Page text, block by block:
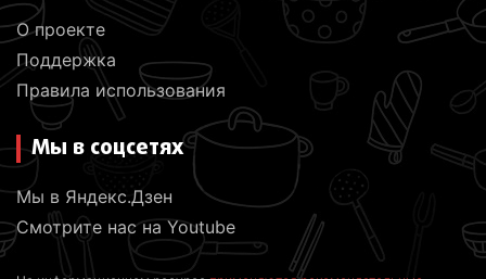
О проекте
Поддержка
Правила использования
Мы в соцсетях
Мы в Яндекс.Дзен
Смотрите нас на Youtube